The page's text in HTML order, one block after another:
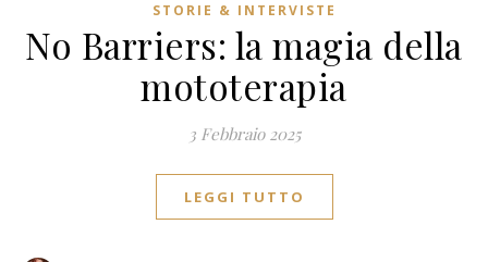
STORIE & INTERVISTE
No Barriers: la magia della
mototerapia
3 Febbraio 2025
LEGGI TUTTO